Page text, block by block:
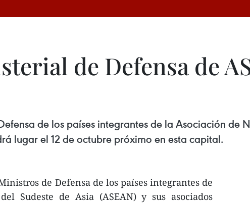
de Defensa de
de los países integrantes de la Asociación de
lugar el 12 de octubre próximo en esta capital.
de Defensa de los países integrantes de
Sudeste de Asia (ASEAN) y sus asociados